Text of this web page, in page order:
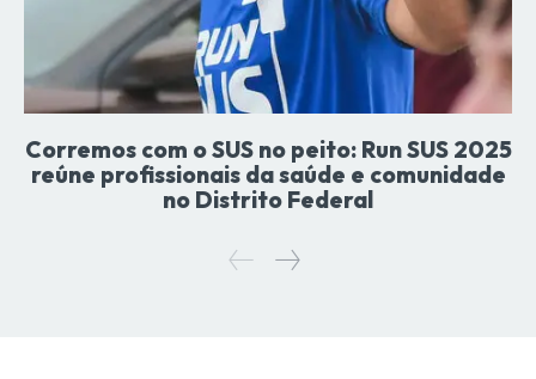
Corremos com o SUS no peito: Run SUS 2025
reúne profissionais da saúde e comunidade
no Distrito Federal